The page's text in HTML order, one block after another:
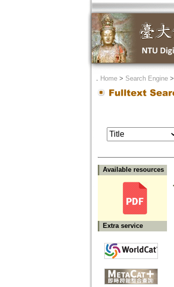
． Home> Search Engine>
Available resources
Extra service